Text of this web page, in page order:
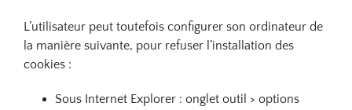
L’utilisateur peut toutefois configurer son ordinateur de
la manière suivante, pour refuser l’installation des
cookies :
Sous Internet Explorer : onglet outil > options